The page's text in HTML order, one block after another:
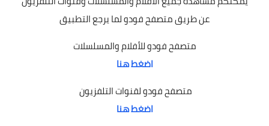
عن طريق متصفح فودو لما يرجع التطبيق
متصفح فودو للأفلام والمسلسلات
اضغط هنا
متصفح فودو لقنوات التلفزيون
اضغط هنا